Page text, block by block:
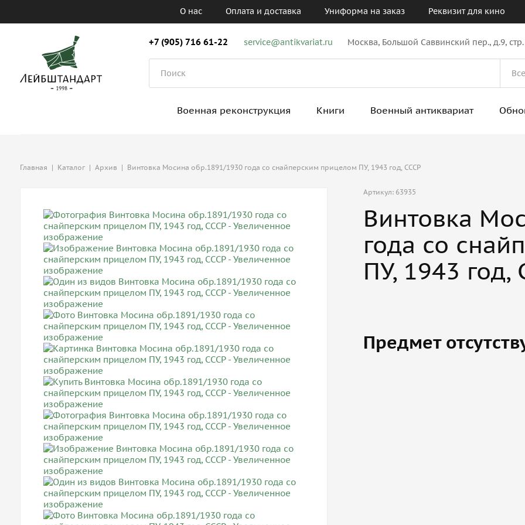
О нас Оплата и доставка Униформа на заказ Реквизит для кино
+7 (905) 716 61-22 service@antikvariat.ru Москва, Большой Саввинский пер., д.9,
Военная реконструкция Книги Военный антиквариат
Главная | Каталог | Архив | Винтовка Мосина обр.1891/1930 года со снайперским прицелом ПУ, 1943 год, СССР
Артикул: 63935
Винтовка
года со
ПУ, 1943 год,
Предмет